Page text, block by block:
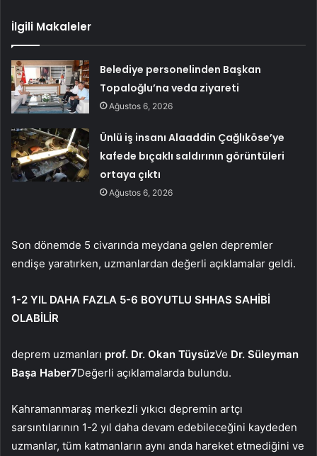
İlgili Makaleler
Belediye personelinden Başkan
Topaloğlu’na veda ziyareti
Ağustos 6, 2026
Ünlü iş insanı Alaaddin Çağlıköse’ye
kafede bıçaklı saldırının görüntüleri
ortaya çıktı
Ağustos 6, 2026
Son dönemde 5 civarında meydana gelen depremler
endişe yaratırken, uzmanlardan değerli açıklamalar geldi.
1-2 YIL DAHA FAZLA 5-6 BOYUTLU SHHAS SAHİBİ
OLABİLİR
deprem uzmanları prof. Dr. Okan TüysüzVe Dr. Süleyman
Başa Haber7Değerli açıklamalarda bulundu.
Kahramanmaraş merkezli yıkıcı depremin artçı
sarsıntılarının 1-2 yıl daha devam edebileceğini kaydeden
uzmanlar, tüm katmanların aynı anda hareket etmediğini ve